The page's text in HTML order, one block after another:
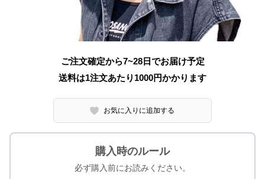
ご注文確定から7~28日でお届け予定
送料は1注文あたり 1000円かかります
お気に入りに追加する
購入時のルール
必ず購入前にお読みください。